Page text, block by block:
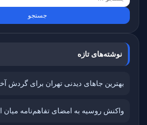
نوشته‌های تازه
بهترین جاهای دیدنی تهران برای گردش
واکنش روسیه به امضای تفاهم‌نامه میان